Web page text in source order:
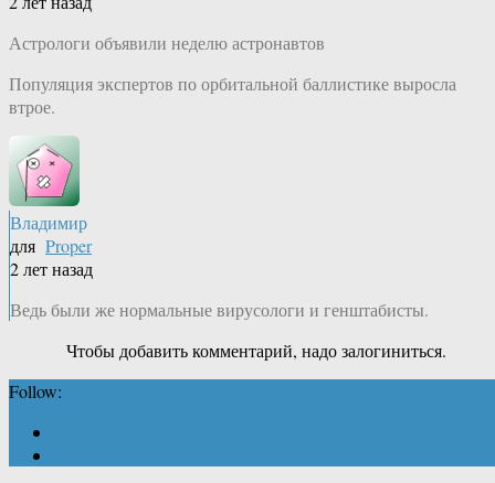
Астрологи объявили неделю астронавтов
Популяция экспертов по орбитальной баллистике выросла
втрое.
Владимир
для Proper
2 лет назад
Ведь были же нормальные вирусологи и генштабисты.
Чтобы добавить комментарий, надо залогиниться.
Follow: